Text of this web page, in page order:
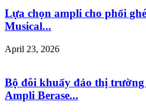
Lựa chọn ampli cho phối
Musical...
April 23, 2026
Bộ đôi khuấy đảo thị
Ampli Berase...